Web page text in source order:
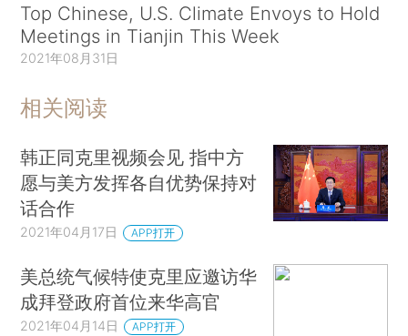
Top Chinese, U.S. Climate Envoys to Hold
Meetings in Tianjin This Week
2021年08月31日
相关阅读
韩正同克里视频会见 指中方
愿与美方发挥各自优势保持对
话合作
2021年04月17日 APP打开
美总统气候特使克里应邀访华
成拜登政府首位来华高官
2021年04月14日 APP打开